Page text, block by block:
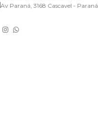
Av Paraná, 3168 Cascavel - Paraná